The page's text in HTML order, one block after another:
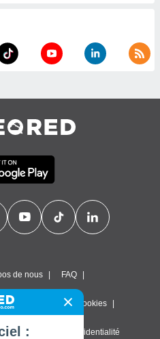
de nous FAQ
d'utilisation Cookies
Paramètres de confidentialité
: